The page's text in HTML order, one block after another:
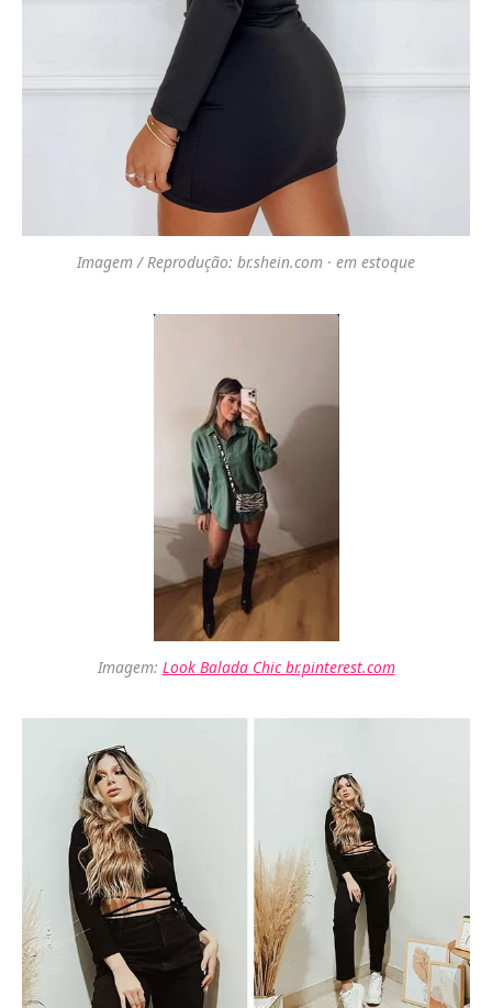
Imagem / Reprodução: br.shein.com · em estoque
Imagem: Look Balada Chic br.pinterest.com